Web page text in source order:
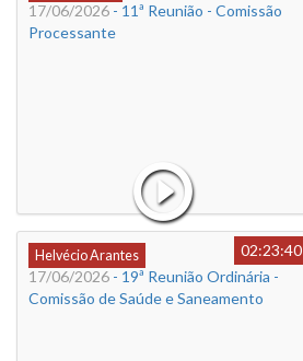
17/06/2026 - 11ª Reunião - Comissão
Processante
Helvécio Arantes
02:23:40
17/06/2026 - 19ª Reunião Ordinária -
Comissão de Saúde e Saneamento